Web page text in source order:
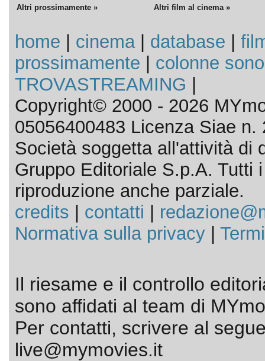
Altri prossimamente » Altri film al cinema »
home cinema| database
prossimamente
colonne
TROVASTREAMING
Copyright© 2000 - 2026
05056400483 Licenza Siae n.
Società soggetta all'attività di
Gruppo Editoriale S.p.A. Tutti
riproduzione anche parziale.
credits
contatti
Normativa sulla privacy|
Il riesame e il controllo
sono affidati al team di
Per contatti, scrivere al
live@mymovies.it